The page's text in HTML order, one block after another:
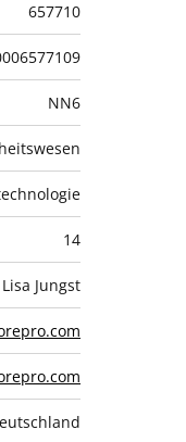
657710
NN6
14
Jungst